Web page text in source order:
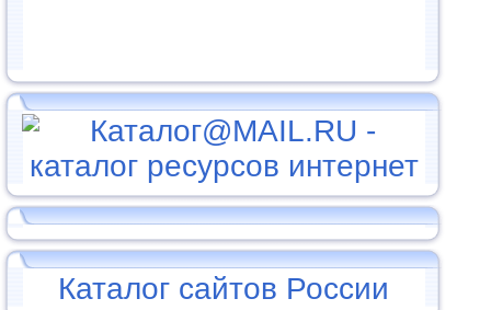
Каталог сайтов России